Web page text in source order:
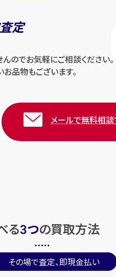
定
のでお気軽にご相談ください。
品物もございます。
メールで無料相談
る3つの買取方法
その場で査定、即現金払い